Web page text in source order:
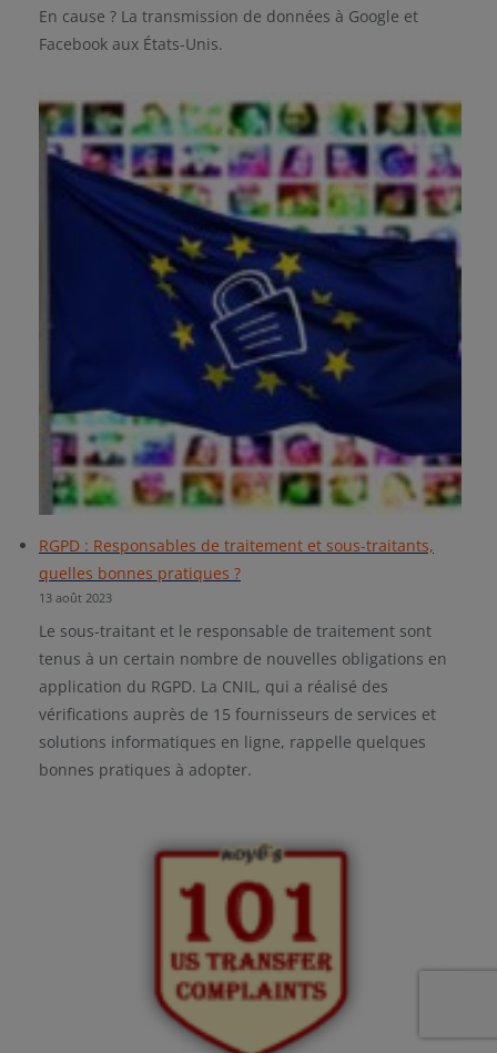
En cause ? La transmission de données à Google et
Facebook aux États-Unis.
RGPD : Responsables de traitement et sous-traitants,
quelles bonnes pratiques ?
13 août 2023
Le sous-traitant et le responsable de traitement sont
tenus à un certain nombre de nouvelles obligations en
application du RGPD. La CNIL, qui a réalisé des
vérifications auprès de 15 fournisseurs de services et
solutions informatiques en ligne, rappelle quelques
bonnes pratiques à adopter.